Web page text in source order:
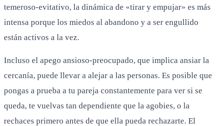
temeroso-evitativo, la dinámica de «tirar y empujar» es más
intensa porque los miedos al abandono y a ser engullido
están activos a la vez.
Incluso el apego ansioso-preocupado, que implica ansiar la
cercanía, puede llevar a alejar a las personas. Es posible que
pongas a prueba a tu pareja constantemente para ver si se
queda, te vuelvas tan dependiente que la agobies, o la
rechaces primero antes de que ella pueda rechazarte. El